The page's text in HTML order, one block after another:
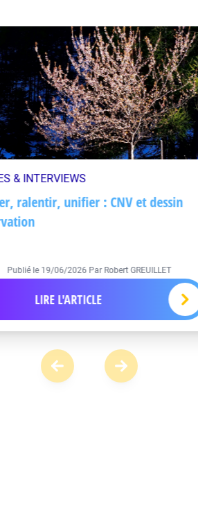
& INTERVIEWS
ralentir, unifier : CNV et dessin
Publié le 19/06/2026 Par Robert GREUILLET
LIRE L'ARTICLE